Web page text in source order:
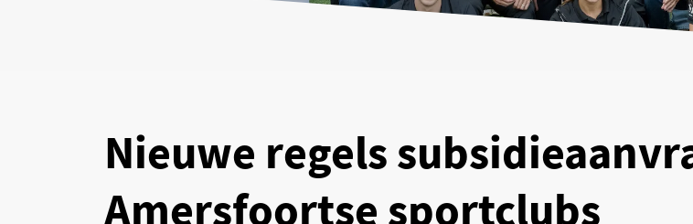
Nieuwe regels
Amersfoortse sportclubs